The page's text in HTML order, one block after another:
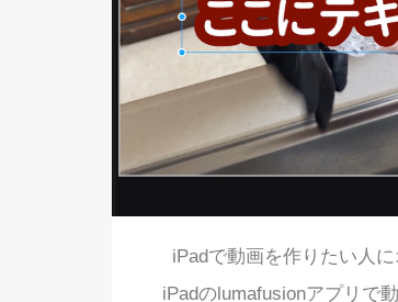
iPadで動画を作りたい人
iPadのlumafusionアプリで